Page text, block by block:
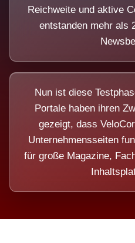
Reichweite und aktive
entstanden mehr als
Nun ist diese
Portale haben ihren
gezeigt, dass
Unternehmensseiten
für große Magazine,